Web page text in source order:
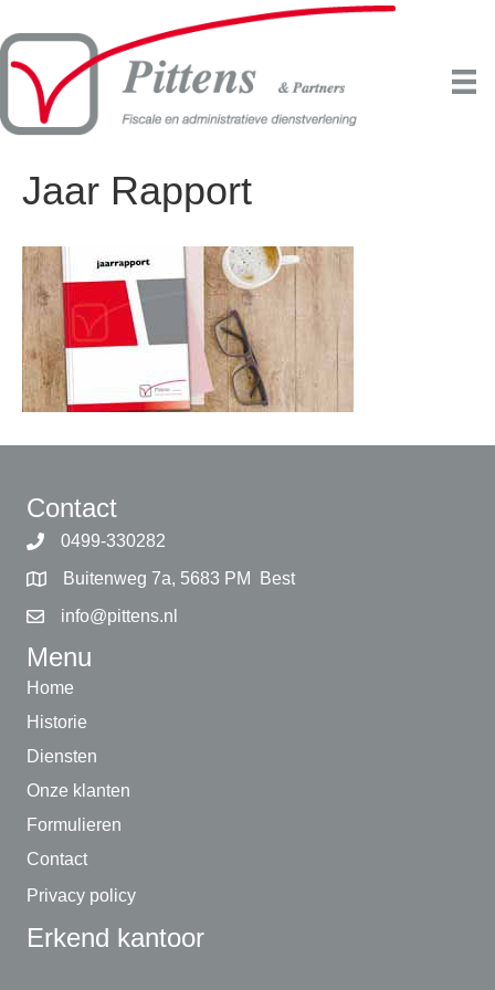
Jaar Rapport
Contact
0499-330282
Buitenweg 7a, 5683 PM Best
info@pittens.nl
Menu
Home
Historie
Diensten
Onze klanten
Formulieren
Contact
Privacy policy
Erkend kantoor